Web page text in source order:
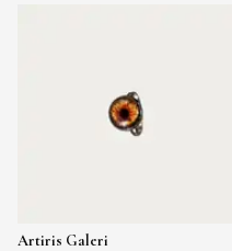
Artiris Galeri